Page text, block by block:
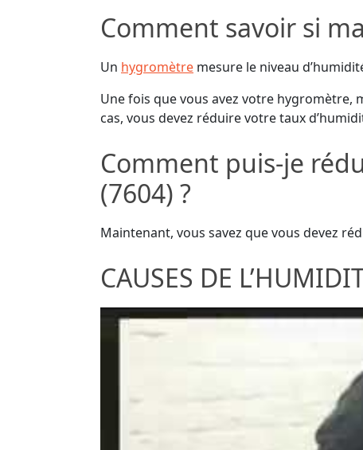
Comment savoir si
Un hygromètre mesure le niveau
Une fois que vous avez votre hygromètre,
cas, vous devez réduire votre taux
Comment puis-je
(7604) ?
Maintenant, vous savez que vous devez
CAUSES DE